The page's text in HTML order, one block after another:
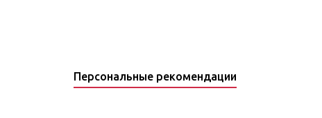
Персональные рекомендации